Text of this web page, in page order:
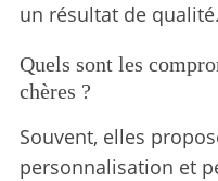
un résultat de qualité.
Quels sont les
chères ?
Souvent, elles
personnalisation et